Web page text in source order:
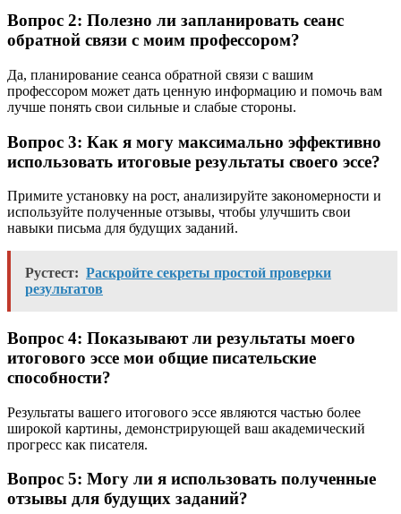
Вопрос 2: Полезно ли запланировать сеанс
обратной связи с моим профессором?
Да, планирование сеанса обратной связи с вашим
профессором может дать ценную информацию и помочь вам
лучше понять свои сильные и слабые стороны.
Вопрос 3: Как я могу максимально эффективно
использовать итоговые результаты своего эссе?
Примите установку на рост, анализируйте закономерности и
используйте полученные отзывы, чтобы улучшить свои
навыки письма для будущих заданий.
Рустест: Раскройте секреты простой проверки
результатов
Вопрос 4: Показывают ли результаты моего
итогового эссе мои общие писательские
способности?
Результаты вашего итогового эссе являются частью более
широкой картины, демонстрирующей ваш академический
прогресс как писателя.
Вопрос 5: Могу ли я использовать полученные
отзывы для будущих заданий?